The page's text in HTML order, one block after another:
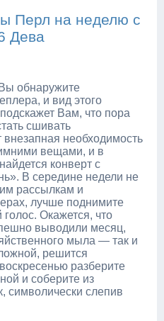
Перл на неделю с
Дева
обнаружите
и вид этого
Вам, что пора
сшивать
необходимость
вещами, и в
конверт с
В середине недели не
рассылкам и
лучше поднимите
Окажется, что
выводили месяц,
мыла — так и
решится
разберите
и соберите из
символически слепив